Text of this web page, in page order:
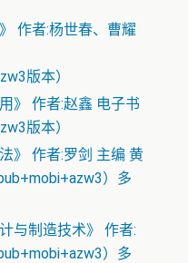
作者:杨世春、曹耀
版本）
》 作者:赵鑫 电子书
版本）
》 作者:罗剑 主编 黄
）多
与制造技术》 作者:
）多